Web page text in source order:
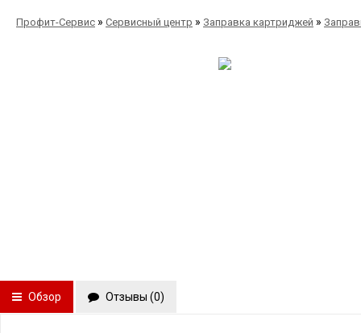
Профит-Сервис » Сервисный центр » Заправка картриджей »
Обзор Отзывы (0)